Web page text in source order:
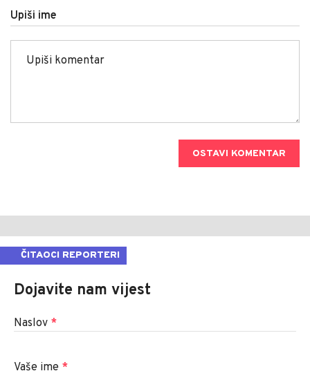
Upiši ime
OSTAVI KOMENTAR
ČITAOCI REPORTERI
Dojavite nam vijest
Naslov *
Vaše ime *